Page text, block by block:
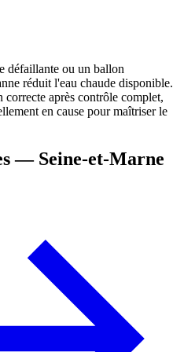
défaillante ou un ballon
réduit l'eau chaude disponible.
après contrôle complet,
en cause pour maîtriser le
— Seine-et-Marne